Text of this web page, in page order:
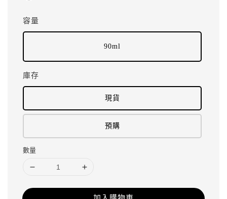
容量
90ml
庫存
現貨
預購
數量